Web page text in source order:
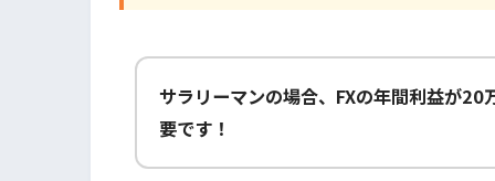
サラリーマンの場合、FXの年間利益が20
要です！